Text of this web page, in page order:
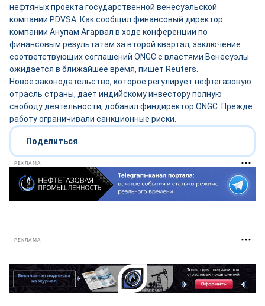
нефтяных проекта государственной венесуэльской
компании PDVSA. Как сообщил финансовый директор
компании Анупам Агарвал в ходе конференции по
финансовым результатам за второй квартал, заключение
соответствующих соглашений ONGC с властями Венесуэлы
ожидается в ближайшее время, пишет Reuters.
Новое законодательство, которое регулирует нефтегазовую
отрасль страны, даёт индийскому инвестору полную
свободу деятельности, добавил финдиректор ONGC. Прежде
работу ограничивали санкционные риски.
Поделиться
РЕКЛАМА
РЕКЛАМА